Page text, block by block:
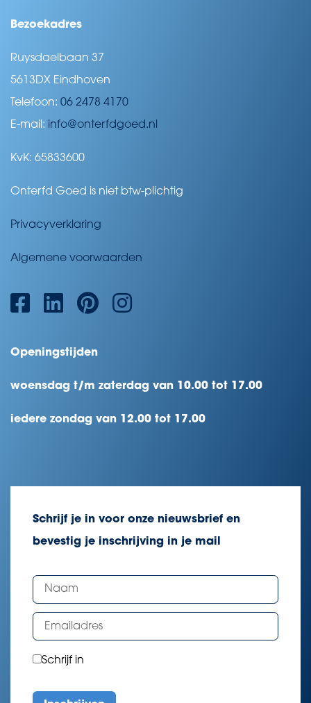
Bezoekadres
Ruysdaelbaan 37
5613DX Eindhoven
Telefoon: 06 2478 4170
E-mail: info@onterfdgoed.nl
KvK: 65833600
Onterfd Goed is niet btw-plichtig
Privacyverklaring
Algemene voorwaarden
Openingstijden
woensdag t/m zaterdag van 10.00 tot 17.00
iedere zondag van 12.00 tot 17.00
Schrijf je in voor onze nieuwsbrief en
bevestig je inschrijving in je mail
Schrijf in